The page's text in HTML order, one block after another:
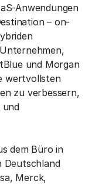
Anwendungen
– on-
und Morgan
wertvollsten
zu verbessern,
und
dem Büro in
Deutschland
Merck,